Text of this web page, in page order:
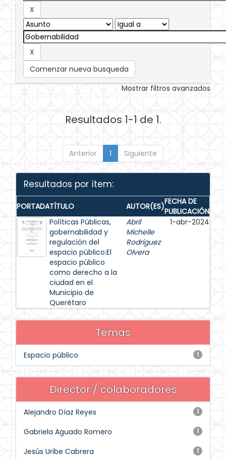
Comenzar nueva busqueda
Mostrar filtros avanzados
Resultados 1-1 de 1.
Anterior 1 Siguiente
Resultados por ítem:
PORTADATÍTULO AUTOR(ES)FECHA DE
PUBLICACIÓN
Políticas Públicas,
gobernabilidad y
regulación del
espacio público:El
espacio público
como derecho a la
ciudad en el
Municipio de
Querétaro
Abril
Michelle
Rodríguez
Olvera
1-abr-2024
Temas
1
Espacio público
Director / colaboradores
1
Alejandro Díaz Reyes
1
Gabriela Aguado Romero
1
Jesús Uribe Cabrera